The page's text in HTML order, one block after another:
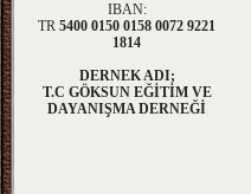
IBAN:
TR 5400 0150 0158 0072 9221
1814
DERNEK ADI;
T.C GÖKSUN EĞİTİM VE
DAYANIŞMA DERNEĞİ